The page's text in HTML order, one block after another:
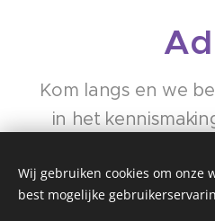
Kom langs en we
in het
Wij gebruiken cookies om onze
best mogelijke